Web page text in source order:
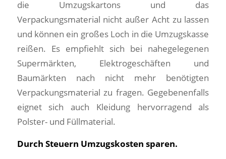
die Umzugskartons und das
Verpackungsmaterial nicht außer Acht zu lassen
und können ein großes Loch in die Umzugskasse
reißen. Es empfiehlt sich bei nahegelegenen
Supermärkten, Elektrogeschäften und
Baumärkten nach nicht mehr benötigten
Verpackungsmaterial zu fragen. Gegebenenfalls
eignet sich auch Kleidung hervorragend als
Polster- und Füllmaterial.
Durch Steuern Umzugskosten sparen.